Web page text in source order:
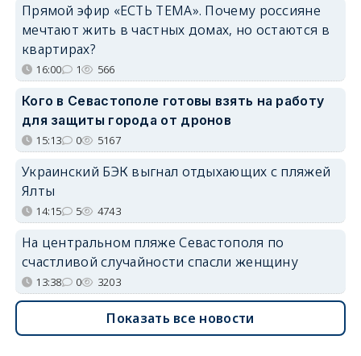
Прямой эфир «ЕСТЬ ТЕМА». Почему россияне
мечтают жить в частных домах, но остаются в
квартирах?
16:00 1 566
Кого в Севастополе готовы взять на работу
для защиты города от дронов
15:13 0 5167
Украинский БЭК выгнал отдыхающих с пляжей
Ялты
14:15 5 4743
На центральном пляже Севастополя по
счастливой случайности спасли женщину
13:38 0 3203
Показать все новости